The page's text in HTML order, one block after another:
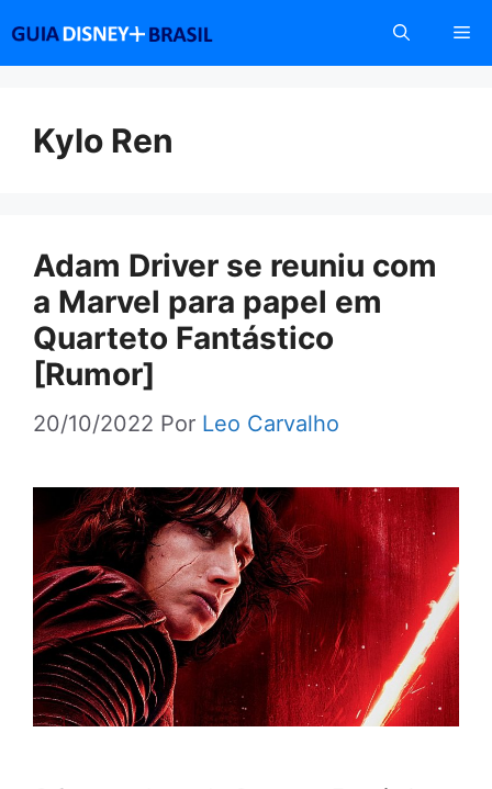
conteúdo
Kylo Ren
Adam Driver se reuniu com
a Marvel para papel em
Quarteto Fantástico
[Rumor]
20/10/2022 Por Leo Carvalho